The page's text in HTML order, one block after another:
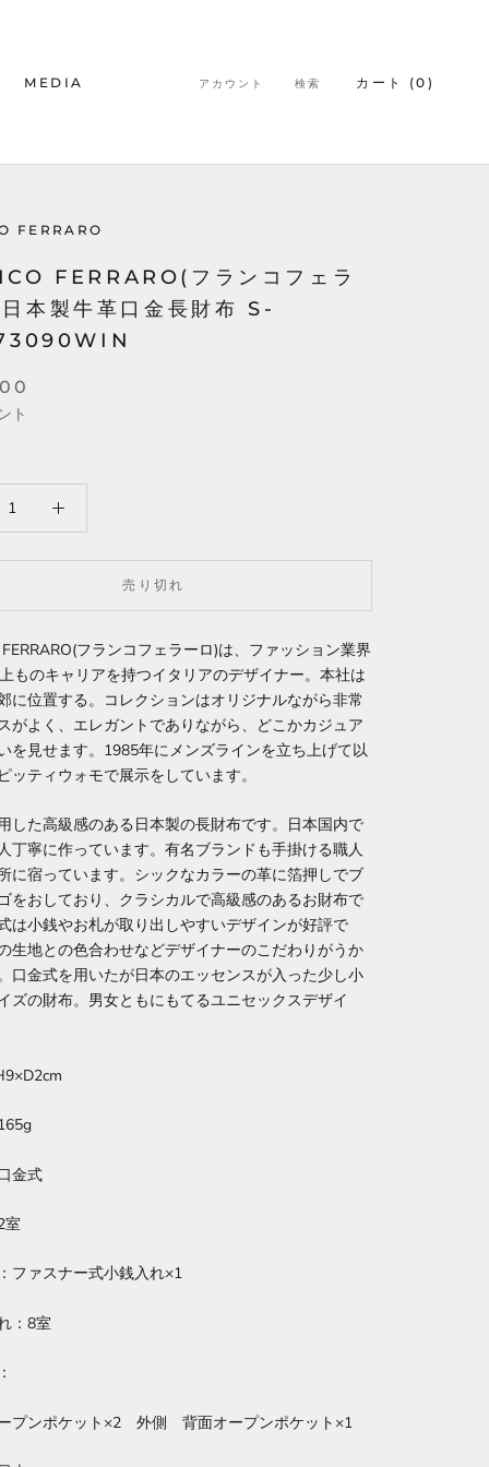
MEDIA アカウント 検索 カート (0 )
FERRARO
FERRARO(フランコフェラ
本製牛革口金長財布 S-
ト
売り切れ
フランコフェラーロ)は、ファッション業界
ものキャリアを持つイタリアのデザイナー。本社は
に位置する。コレクションはオリジナルながら非常
がよく、エレガントでありながら、どこかカジュア
を見せます。1985年にメンズラインを立ち上げて以
ッティウォモで展示をしています。
した高級感のある日本製の長財布です。日本国内で
丁寧に作っています。有名ブランドも手掛ける職人
に宿っています。シックなカラーの革に箔押しでブ
をおしており、クラシカルで高級感のあるお財布で
は小銭やお札が取り出しやすいデザインが好評で
生地との色合わせなどデザイナーのこだわりがうか
口金式を用いたが日本のエッセンスが入った少し小
ズの財布。男女ともにもてるユニセックスデザイ
金式
室
ファスナー式小銭入れ×1
：8室
プンポケット×2 外側 背面オープンポケット×1